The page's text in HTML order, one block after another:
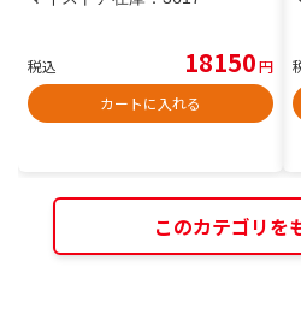
税込 18150円
カートに入れる
このカテゴリを